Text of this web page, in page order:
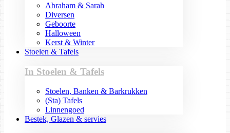
Abraham & Sarah
Diversen
Geboorte
Halloween
Kerst & Winter
Stoelen & Tafels
In Stoelen & Tafels
Stoelen, Banken & Barkrukken
(Sta) Tafels
Linnengoed
Bestek, Glazen & servies